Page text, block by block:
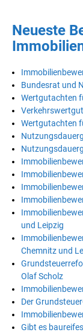
Neueste
Bundesrat und
Wertgutachten
Wertgutachten
und Leipzig
Chemnitz und
Olaf Scholz
Der
Gibt es